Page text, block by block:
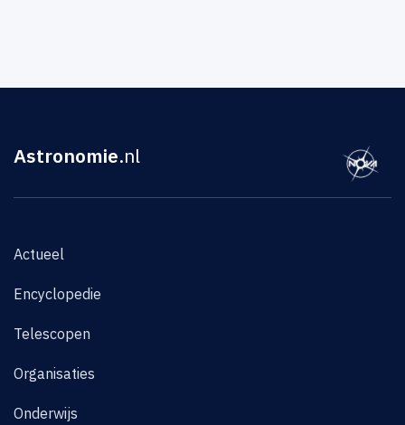
Astronomie.nl
Actueel
Encyclopedie
Telescopen
Organisaties
Onderwijs